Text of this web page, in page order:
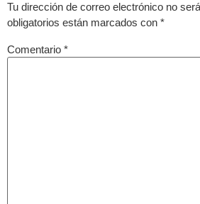
Tu dirección de correo electrónico no
obligatorios están marcados con *
Comentario *